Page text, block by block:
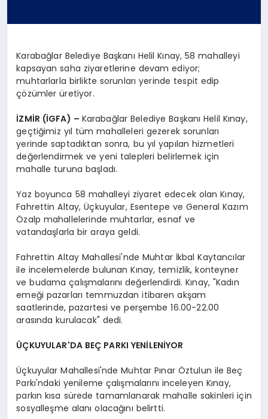
Karabağlar Belediye Başkanı Helil Kınay, 58 mahalleyi
kapsayan saha ziyaretlerine devam ediyor;
muhtarlarla birlikte sorunları yerinde tespit edip
çözümler üretiyor.
İZMİR (İGFA) – Karabağlar Belediye Başkanı Helil Kınay,
geçtiğimiz yıl tüm mahalleleri gezerek sorunları
yerinde saptadıktan sonra, bu yıl yapılan hizmetleri
değerlendirmek ve yeni talepleri belirlemek için
mahalle turuna başladı.
Yaz boyunca 58 mahalleyi ziyaret edecek olan Kınay,
Fahrettin Altay, Üçkuyular, Esentepe ve General Kazım
Özalp mahallelerinde muhtarlar, esnaf ve
vatandaşlarla bir araya geldi.
Fahrettin Altay Mahallesi'nde Muhtar İkbal Kaytancılar
ile incelemelerde bulunan Kınay, temizlik, konteyner
ve budama çalışmalarını değerlendirdi. Kınay, "Kadın
emeği pazarları temmuzdan itibaren akşam
saatlerinde, pazartesi ve perşembe 16.00-22.00
arasında kurulacak" dedi.
ÜÇKUYULAR'DA BEÇ PARKI YENİLENİYOR
Üçkuyular Mahallesi'nde Muhtar Pınar Öztulun ile Beç
Parkı'ndaki yenileme çalışmalarını inceleyen Kınay,
parkın kısa sürede tamamlanarak mahalle sakinleri için
sosyalleşme alanı olacağını belirtti.